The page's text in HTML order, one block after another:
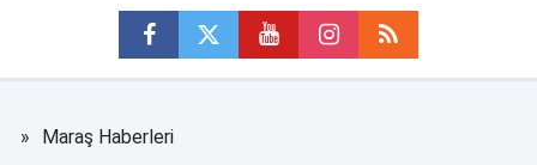
Maraş Haberleri